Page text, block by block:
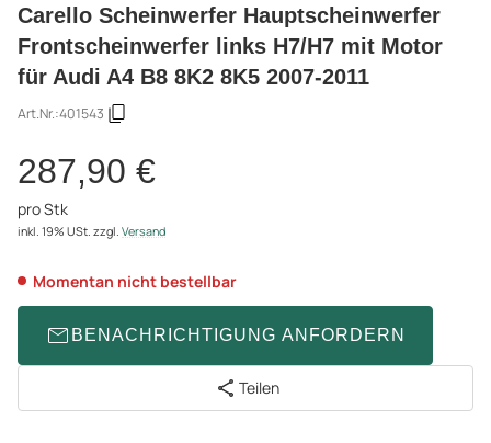
Carello Scheinwerfer Hauptscheinwerfer
Frontscheinwerfer links H7/H7 mit Motor
für Audi A4 B8 8K2 8K5 2007-2011
Art.Nr.:401543
287,90 €
pro Stk
inkl. 19% USt. zzgl. Versand
Momentan nicht bestellbar
BENACHRICHTIGUNG ANFORDERN
Teilen